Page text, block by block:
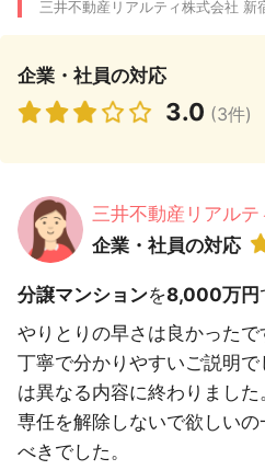
三井不動産リアルティ株式会社 新
企業・社員の対応
3.0 (3件)
三井不動産リアル
企業・社員の対応
分譲マンションを8,000万円
やりとりの早さは良かったで
丁寧で分かりやすいご説明
は異なる内容に終わりました
専任を解除しないで欲しい
べきでした。